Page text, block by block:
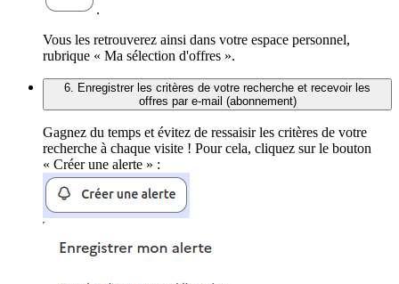
.
Vous les retrouverez ainsi dans votre espace personnel,
rubrique « Ma sélection d'offres ».
6. Enregistrer les critères de votre recherche et recevoir les
offres par e-mail (abonnement)
Gagnez du temps et évitez de ressaisir les critères de votre
recherche à chaque visite ! Pour cela, cliquez sur le bouton
« Créer une alerte » :